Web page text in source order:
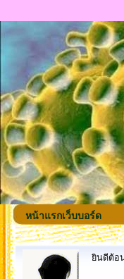
หน้าแรกเว็บบอร์ด
ยินดีต้อ